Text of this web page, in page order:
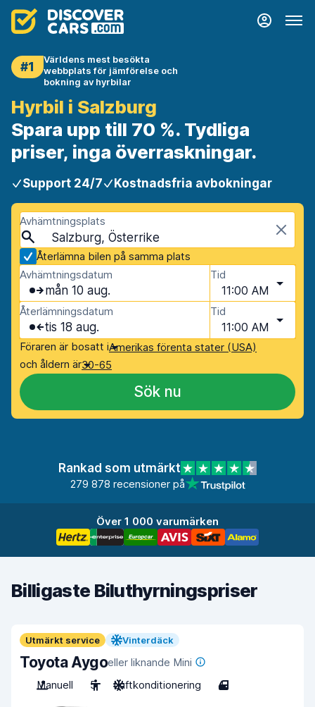
#1
Världens mest besökta
webbplats för jämförelse och
bokning av hyrbilar
Hyrbil i Salzburg
Spara upp till 70 %. Tydliga
priser, inga överraskningar.
Support 24/7 Kostnadsfria avbokningar
Avhämtningsplats
Salzburg, Österrike
Återlämna bilen på samma plats
Avhämtningsdatum
mån 10 aug.
Tid
11:00 AM
Återlämningsdatum
tis 18 aug.
Tid
11:00 AM
Föraren är bosatt iAmerikas förenta stater (USA)
och åldern är30-65
Sök nu
Rankad som utmärkt
279 878 recensioner på
Över 1 000 varumärken
Billigaste Biluthyrningspriser
Utmärkt service Vinterdäck
Toyota Aygoeller liknande Mini
Manuell
5 Luftkonditionering 4